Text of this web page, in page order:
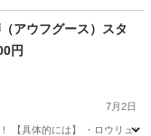
アウフグース）スタ
円
7月2日
【具体的には】 ・ロウリュ